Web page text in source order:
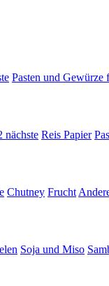
Pasten und Gewürze
nächste Reis Papier
Chutney Frucht
Soja und Miso